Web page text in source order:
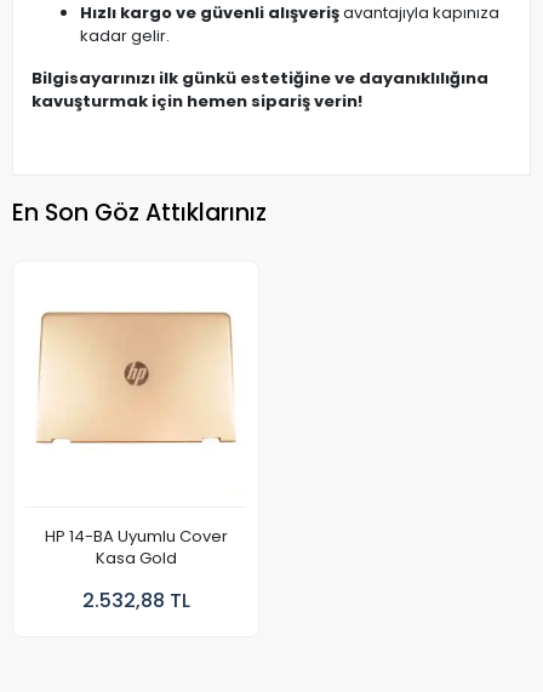
Hızlı kargo ve güvenli alışverişavantajıyla kapınıza
kadar gelir.
Bilgisayarınızı ilk günkü estetiğine ve dayanıklılığına
kavuşturmak için hemen sipariş verin!
En Son Göz Attıklarınız
HP 14-BA Uyumlu Cover
Kasa Gold
2.532,88 TL